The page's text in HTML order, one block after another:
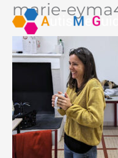
Aller
contenu
marie-